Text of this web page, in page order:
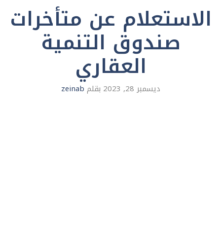
الاستعلام عن متأخرات
صندوق التنمية
العقاري
ديسمبر 28, 2023 بقلم zeinab